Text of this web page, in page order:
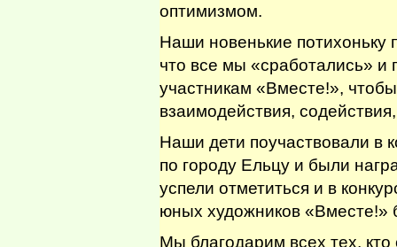
оптимизмом.
Наши новенькие потихоньку
что все мы «сработались»
участникам «Вместе!»,
взаимодействия,
Наши дети поучаствовали в
по городу Ельцу и были
успели отметиться и в
юных художников
Мы благодарим всех тех,